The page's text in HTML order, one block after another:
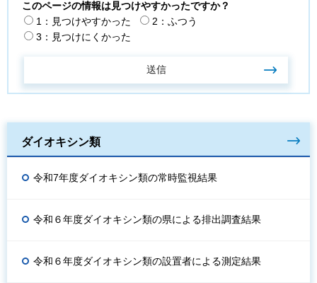
このページの情報は見つけやすかったですか？
1：見つけやすかった
2：ふつう
3：見つけにくかった
ダイオキシン類
令和7年度ダイオキシン類の常時監視結果
令和６年度ダイオキシン類の県による排出調査結果
令和６年度ダイオキシン類の設置者による測定結果